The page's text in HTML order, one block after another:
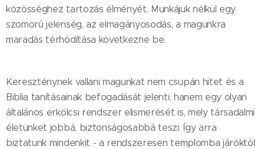
közösséghez tartozás élményét. Munkájuk nélkül egy
szomorú jelenség, az elmagányosodás, a magunkra
maradás térhódítása következne be.
Kereszténynek vallani magunkat nem csupán hitet és a
Biblia tanításainak befogadását jelenti, hanem egy olyan
általános erkölcsi rendszer elismerését is, mely társadalmi
életünket jobbá, biztonságosabbá teszi. Így arra
biztatunk mindenkit - a rendszeresen templomba járóktól